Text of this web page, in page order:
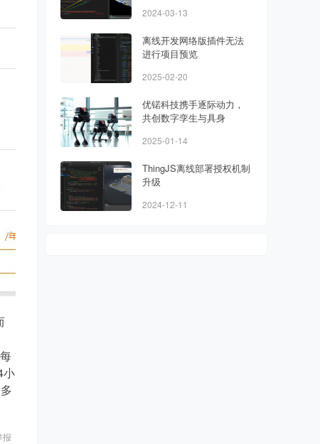
小
报
2024-03-13
离线开发网络版插件无法
进行项目预览
2025-02-20
优锘科技携手逐际动力，
共创数字孪生与具身
2025-01-14
ThingJS离线部署授权机制
升级
2024-12-11